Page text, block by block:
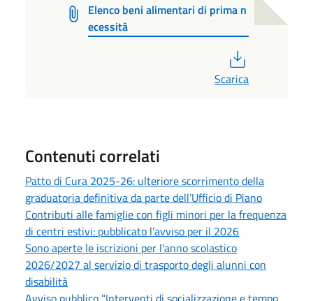
Elenco beni alimentari di prima n
ecessità
Scarica
Contenuti correlati
Patto di Cura 2025-26: ulteriore scorrimento della
graduatoria definitiva da parte dell’Ufficio di Piano
Contributi alle famiglie con figli minori per la frequenza
di centri estivi: pubblicato l’avviso per il 2026
Sono aperte le iscrizioni per l'anno scolastico
2026/2027 al servizio di trasporto degli alunni con
disabilità